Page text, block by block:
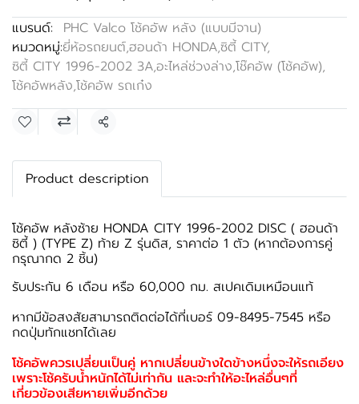
แบรนด์:
PHC Valco โช้คอัพ หลัง (แบบมีจาน)
หมวดหมู่:ยี่ห้อรถยนต์,ฮอนด้า HONDA,ซิตี้ CITY,
ซิตี้ CITY 1996-2002 3A,อะไหล่ช่วงล่าง,โช๊คอัพ (โช้คอัพ),
โช้คอัพหลัง,โช้คอัพ รถเก๋ง
แชร์
Product description
โช้คอัพ หลังซ้าย HONDA CITY 1996-2002 DISC ( ฮอนด้า
ซิตี้ ) (TYPE Z) ท้าย Z รุ่นดิส, ราคาต่อ 1 ตัว (หากต้องการคู่
กรุณากด 2 ชิ้น)
รับประกัน 6 เดือน หรือ 60,000 กม. สเปคเดิมเหมือนแท้
หากมีข้อสงสัยสามารถติดต่อได้ที่เบอร์ 09-8495-7545 หรือ
กดปุ่มทักแชทได้เลย
โช้คอัพควรเปลี่ยนเป็นคู่ หากเปลี่ยนข้างใดข้างหนึ่งจะให้รถเอียง
เพราะโช้ครับน้ำหนักได้ไม่เท่ากัน และจะทำให้อะไหล่อื่นๆที่
เกี่ยวข้องเสียหายเพิ่มอีกด้วย